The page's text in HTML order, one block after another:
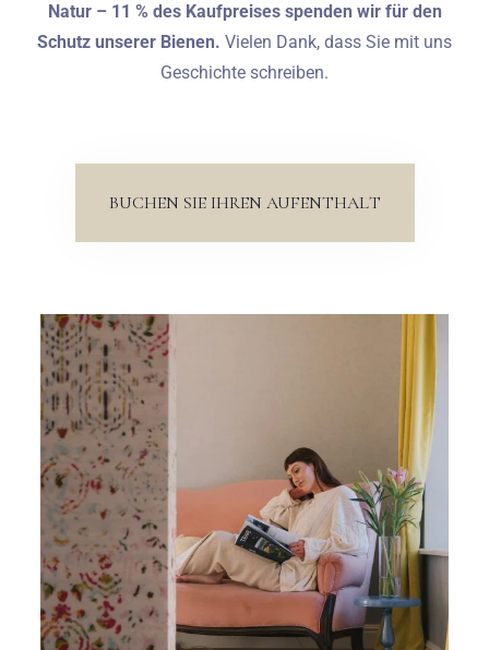
Natur – 11 % des Kaufpreises spenden wir für den
Schutz unserer Bienen. Vielen Dank, dass Sie mit uns
Geschichte schreiben.
BUCHEN SIE IHREN AUFENTHALT